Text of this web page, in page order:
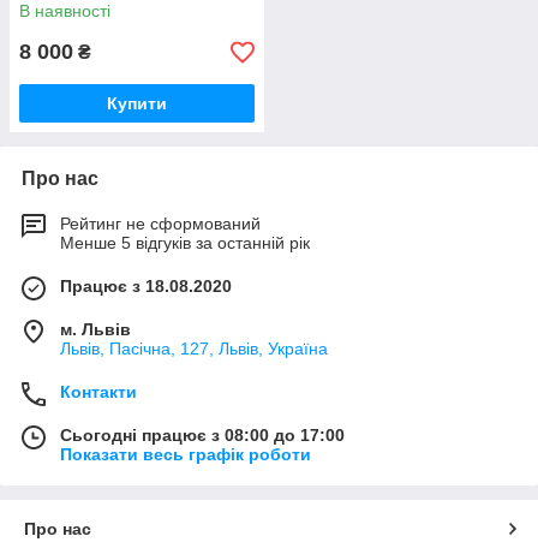
В наявності
8 000 ₴
Купити
Про нас
Рейтинг не сформований
Менше 5 відгуків за останній рік
Працює з 18.08.2020
м. Львів
Львів, Пасічна, 127, Львів, Україна
Контакти
Сьогодні працює з 08:00 до 17:00
Показати весь графік роботи
Про нас